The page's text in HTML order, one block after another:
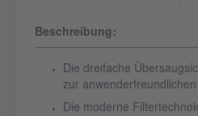
Beschreibung:
Die dreifache
zur
Die moderne